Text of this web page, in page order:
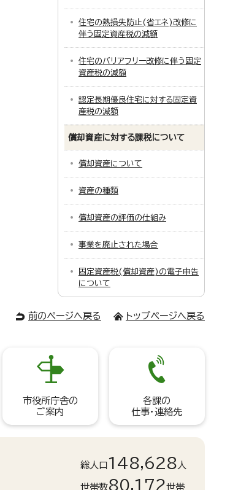
住宅の熱損失防止(省エネ)改修に
伴う固定資産税の減額
住宅のバリアフリー改修に伴う固定
資産税の減額
認定長期優良住宅に対する固定資
産税の減額
償却資産に対する課税について
償却資産について
資産の種類
償却資産の評価の仕組み
事業を廃止された場合
固定資産税(償却資産)の電子申告
について
前のページへ戻る トップページへ戻る
市役所庁舎の
ご案内
各課の
仕事・連絡先
総人口 148,628 人
世帯数80,172世帯